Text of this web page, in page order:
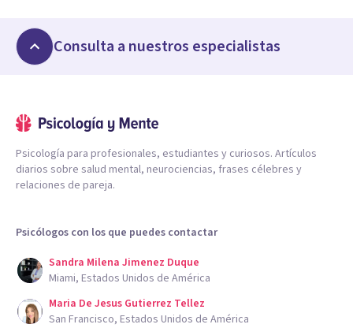
Consulta a nuestros especialistas
Psicología para profesionales, estudiantes y curiosos. Artículos
diarios sobre salud mental, neurociencias, frases célebres y
relaciones de pareja.
Psicólogos con los que puedes contactar
Sandra Milena Jimenez Duque
Miami, Estados Unidos de América
Maria De Jesus Gutierrez Tellez
San Francisco, Estados Unidos de América